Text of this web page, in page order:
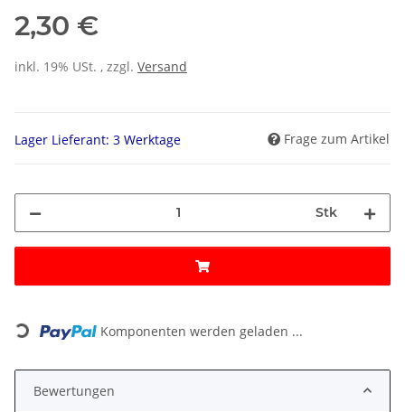
2,30 €
inkl. 19% USt. , zzgl. Versand
Lager Lieferant: 3 Werktage Frage zum Artikel
Stk
Loading... Komponenten werden geladen ...
Bewertungen